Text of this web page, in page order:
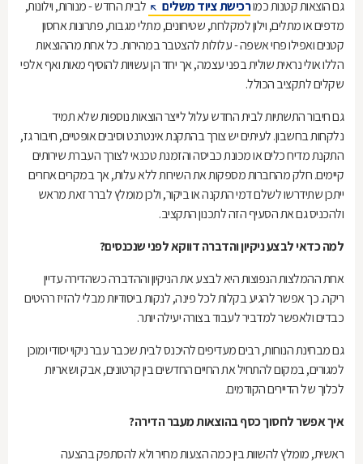
גם הוצאות קטנות כמורכישת ציוד משלים
לבית החדש - מנורות, וילונות,
מדפים או מתלים, וילון למקלחת, שטיחונים, מתלי מגבות, פתרונות אחסון
קטנים ואפילו פחי אשפה - עלולות להצטבר במהירות. כל אחת מההוצאות
הללו אולי נראית שולית בפני עצמה, אך יחד הן עשויות להוסיף מאות ואף אלפי
שקלים לתקציב הכולל.
גם חיבור התשתיות לבית החדש עלול לייצר הוצאות נוספות שלא תמיד
נלקחות בחשבון. לעיתים יש צורך בהתקנת אינטרנט וסיבים אופטיים, חיבור גז,
התקנת מדיח כלים או מכונת כביסה והזמנת טכנאי לצורך העברת שירותים
קיימים. חלק מהחברות מספקות את השירות ללא עלות, אך במקרים אחרים
ייתכן שתידרשו לשלם דמי התקנה או ביקור, ולכן מומלץ לברר זאת מראש
ולהכניס גם את הסעיף הזה לתכנון התקציב.
למה כדאי לבצע ניקיון והדברה דווקא לפני שנכנסים?
אחת ההמלצות הנפוצות היא לבצע את הניקיון וההדברה כשהדירה עדיין
ריקה. כך אפשר להגיע בקלות לכל פינה, לנקות ביסודיות מבלי להזיז רהיטים
כבדים ולאפשר למדביר לעבוד בצורה יעילה יותר.
גם מבחינת הנוחות, רבים מעדיפים להיכנס לבית שכבר עבר ניקוי יסודי ומוכן
למגורים, במקום להתחיל את החיים החדשים בין קרטונים, אבק ושאריות
לכלוך של הדיירים הקודמים.
איך אפשר לחסוך כסף בהוצאות מעבר הדירה?
ראשית, מומלץ להשוות בין כמה הצעות מחיר ולא להסתפק בהצעה